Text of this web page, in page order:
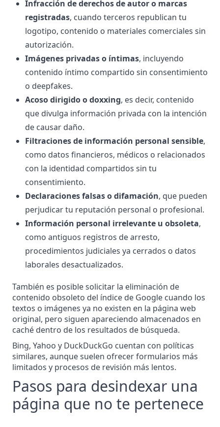
Infracción de derechos de autor o marcas
registradas, cuando terceros republican tu
logotipo, contenido o materiales comerciales sin
autorización.
Imágenes privadas o íntimas, incluyendo
contenido íntimo compartido sin consentimiento
o deepfakes.
Acoso dirigido odoxxing, es decir, contenido
que divulga información privada con la intención
de causar daño.
Filtraciones de información personal sensible,
como datos financieros, médicos o relacionados
con la identidad compartidos sin tu
consentimiento.
Declaraciones falsas o difamación, que pueden
perjudicar tu reputación personal o profesional.
Información personal irrelevante u obsoleta,
como antiguos registros de arresto,
procedimientos judiciales ya cerrados o datos
laborales desactualizados.
También es posible solicitar la eliminación de
contenido obsoleto del índice de Google cuando los
textos o imágenes ya no existen en la página web
original, pero siguen apareciendo almacenados en
caché dentro de los resultados de búsqueda.
Bing, Yahoo y DuckDuckGo cuentan con políticas
similares, aunque suelen ofrecer formularios más
limitados y procesos de revisión más lentos.
Pasos para desindexar una
página que no te pertenece